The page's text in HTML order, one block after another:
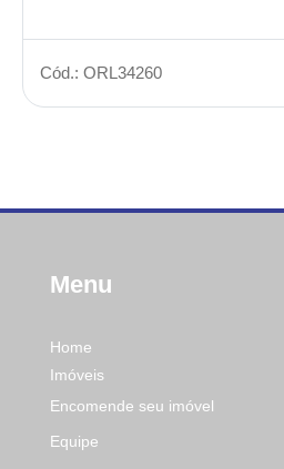
Cód.: ORL34260
Menu
Home
Imóveis
Encomende seu imóvel
Equipe